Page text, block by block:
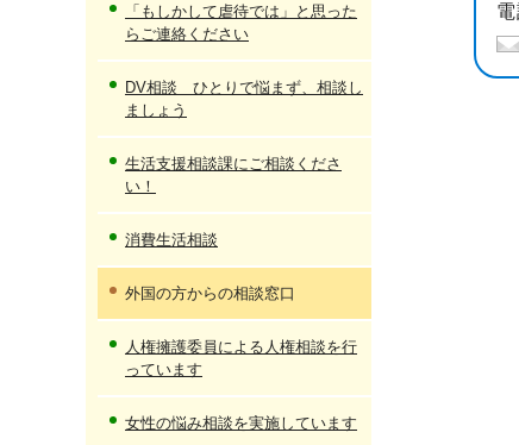
「もしかして虐待では」と思った
らご連絡ください
DV相談 ひとりで悩まず、相談し
ましょう
生活支援相談課にご相談くださ
い！
消費生活相談
外国の方からの相談窓口
人権擁護委員による人権相談を行
っています
女性の悩み相談を実施しています